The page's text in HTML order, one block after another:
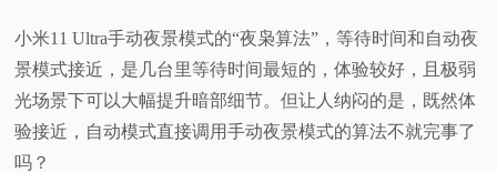
小米11 Ultra手动夜景模式的“夜枭算法”，等待时间和自动夜
景模式接近，是几台里等待时间最短的，体验较好，且极弱
光场景下可以大幅提升暗部细节。但让人纳闷的是，既然体
验接近，自动模式直接调用手动夜景模式的算法不就完事了
吗？